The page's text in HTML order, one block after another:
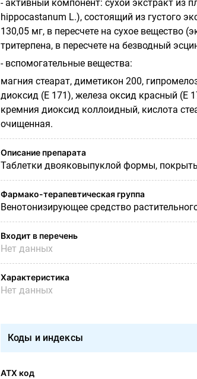
- активный компонент: сухой экстракт из
hippocastanum L.), состоящий из густого
130,05 мг, в пересчете на сухое вещество
тритерпена, в пересчете на безводный
- вспомогательные вещества:
магния стеарат, диметикон 200,
диоксид (Е 171), железа оксид красный (Е
кремния диоксид коллоидный, кислота
очищенная.
Описание препарата
Таблетки двояковыпуклой формы,
Фармако-терапевтическая группа
Венотонизирующее средство
Входит в перечень
Нет данных
Характеристика
Нет данных
Коды и индексы
АТХ код